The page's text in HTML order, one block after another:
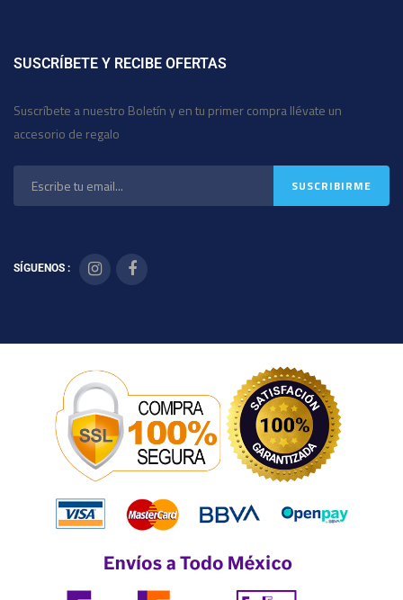
SUSCRÍBETE Y RECIBE OFERTAS
Suscríbete a nuestro Boletín y en tu primer compra llévate un
accesorio de regalo
SÍGUENOS :